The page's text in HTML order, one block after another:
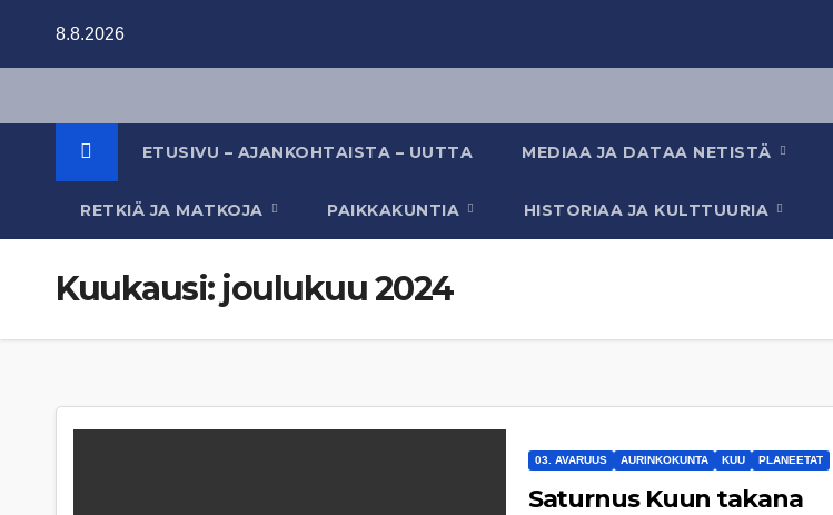
8.8.2026
ETUSIVU – AJANKOHTAISTA – UUTTA MEDIAA JA DATAA NETISTÄ
RETKIÄ JA MATKOJA PAIKKAKUNTIA HISTORIAA JA KULTTUURIA
Kuukausi: joulukuu 2024
03. AVARUUS AURINKOKUNTA KUU PLANEETAT
Saturnus Kuun takana